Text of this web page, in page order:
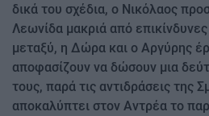
δικά του σχέδια, ο Νικόλαος
Λεωνίδα μακριά από
μεταξύ, η Δώρα και ο Αργύρης
αποφασίζουν να δώσουν μια
τους, παρά τις αντιδράσεις της
αποκαλύπτει στον Αντρέα το